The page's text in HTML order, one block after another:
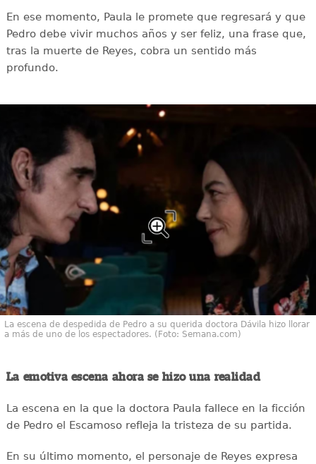
En ese momento, Paula le promete que regresará y que
Pedro debe vivir muchos años y ser feliz, una frase que,
tras la muerte de Reyes, cobra un sentido más
profundo.
La escena de despedida de Pedro a su querida doctora Dávila hizo llorar
a más de uno de los espectadores. (Foto: Semana.com)
La emotiva escena ahora se hizo una realidad
La escena en la que la doctora Paula fallece en la ficción
de Pedro el Escamoso refleja la tristeza de su partida.
En su último momento, el personaje de Reyes expresa